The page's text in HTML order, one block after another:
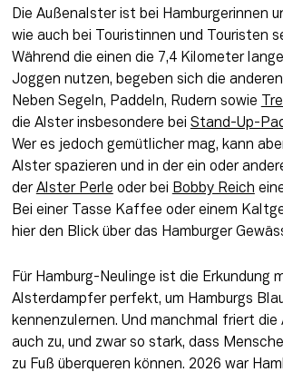
Die Außenalster ist bei Hamburgerinnen
wie auch bei Touristinnen und Touristen
Während die einen die 7,4 Kilometer
Joggen nutzen, begeben sich die
Neben Segeln, Paddeln, Rudern sowie
die Alster insbesondere bei Stand-Up-
Wer es jedoch gemütlicher mag, kann
Alster spazieren und in der ein oder
der Alster Perle oder bei Bobby Reich
Bei einer Tasse Kaffee oder einem
hier den Blick über das Hamburger
Für Hamburg-Neulinge ist die Erkundung
Alsterdampfer perfekt, um Hamburgs
kennenzulernen. Und manchmal friert die
auch zu, und zwar so stark, dass
zu Fuß überqueren können. 2026 war